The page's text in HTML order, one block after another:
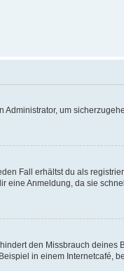
um
Fall erhältst du als
eine Anmeldung, da sie
den Missbrauch deines
in einem Internetcafé,